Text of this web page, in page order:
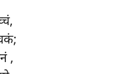
,